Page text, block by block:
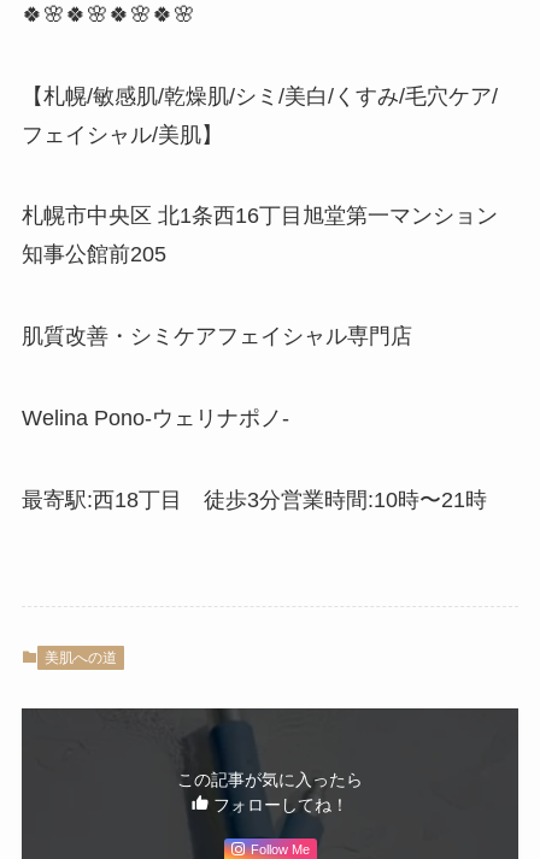
🍀🌸🍀🌸🍀🌸🍀🌸⁡
【札幌/敏感肌/乾燥肌/シミ/美白/くすみ/毛穴ケア/
フェイシャル/美肌】
⁡札幌市中央区 北1条西16丁目旭堂第一マンション
知事公館前205⁡
肌質改善・シミケアフェイシャル専門店
Welina Pono-ウェリナポノ-⁡
最寄駅:西18丁目 徒歩3分⁡営業時間:10時〜21時
美肌への道
この記事が気に入ったら
フォローしてね！
Follow Me